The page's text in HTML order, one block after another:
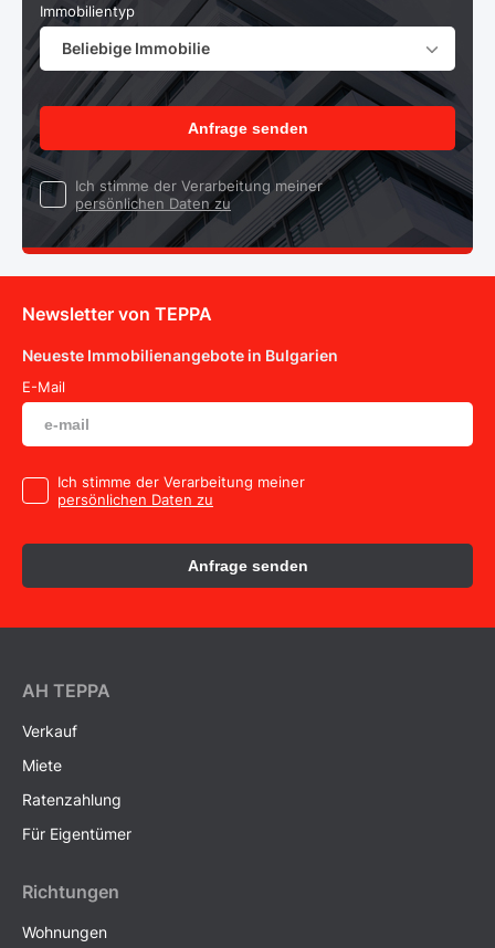
Immobilientyp
Beliebige Immobilie
Anfrage senden
Ich stimme der Verarbeitung meiner
persönlichen Daten zu
Newsletter von TEPPA
Neueste Immobilienangebote in Bulgarien
E-Mail
Ich stimme der Verarbeitung meiner
persönlichen Daten zu
Anfrage senden
AH ТEPPA
Verkauf
Miete
Ratenzahlung
Für Eigentümer
Richtungen
Wohnungen